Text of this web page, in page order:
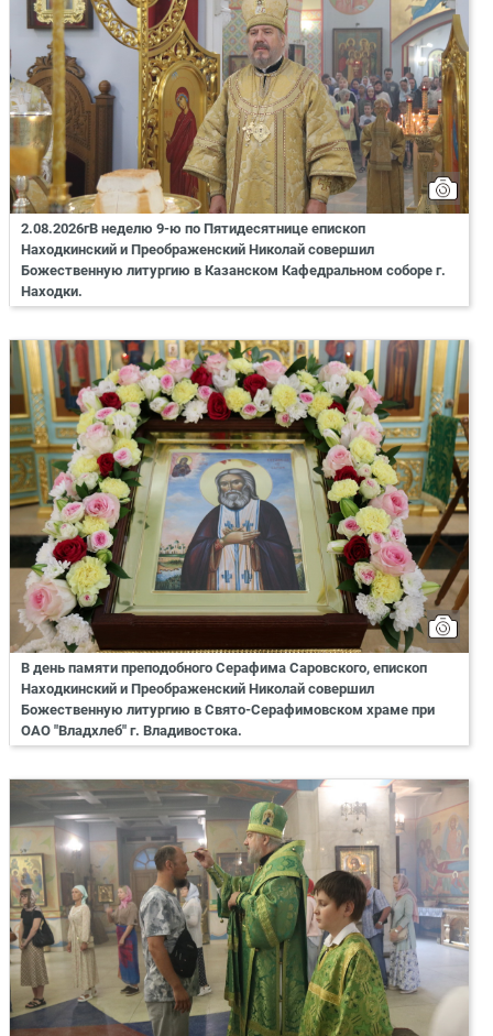
2.08.2026гВ неделю 9-ю по Пятидесятнице епископ
Находкинский и Преображенский Николай совершил
Божественную литургию в Казанском Кафедральном соборе г.
Находки.
В день памяти преподобного Серафима Саровского, епископ
Находкинский и Преображенский Николай совершил
Божественную литургию в Свято-Серафимовском храме при
ОАО "Владхлеб" г. Владивостока.